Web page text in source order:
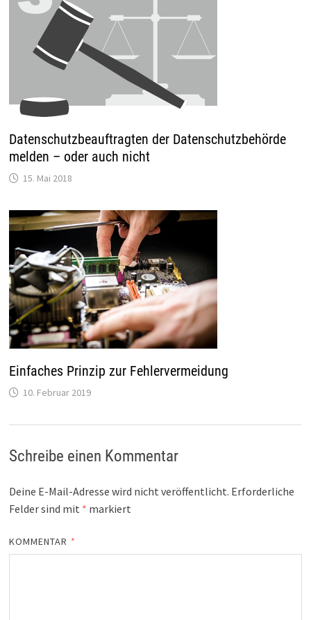
Datenschutzbeauftragten der Datenschutzbehörde
melden – oder auch nicht
15. Mai 2018
Einfaches Prinzip zur Fehlervermeidung
10. Februar 2019
Schreibe einen Kommentar
Deine E-Mail-Adresse wird nicht veröffentlicht. Erforderliche
Felder sind mit * markiert
KOMMENTAR *